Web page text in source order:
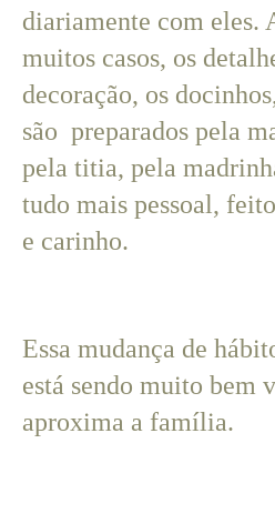
diariamente com eles.
muitos casos, os
decoração, os
são preparados pela
pela titia, pela
tudo mais pessoal,
e carinho.
Essa mudança de
está sendo muito bem
aproxima a família.